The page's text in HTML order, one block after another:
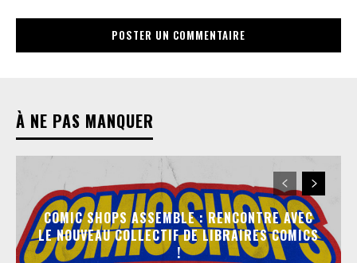
À NE PAS MANQUER
COMIC SHOPS ASSEMBLE : RENCONTRE AVEC
LE NOUVEAU COLLECTIF DE LIBRAIRES COMICS
!